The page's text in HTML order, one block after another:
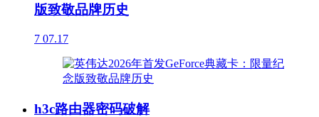
版致敬品牌历史
7 07.17
h3c路由器密码破解